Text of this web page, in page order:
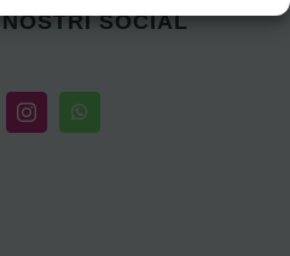
SOCIAL